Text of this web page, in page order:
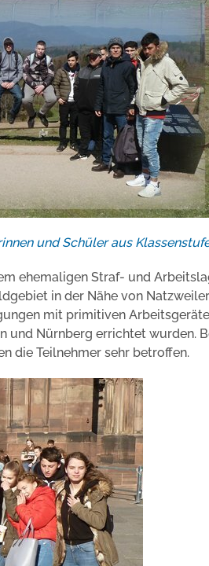
und Schüler aus
ehemaligen Straf- und
in der Nähe von
mit primitiven
und Nürnberg errichtet wurden.
die Teilnehmer sehr betroffen.